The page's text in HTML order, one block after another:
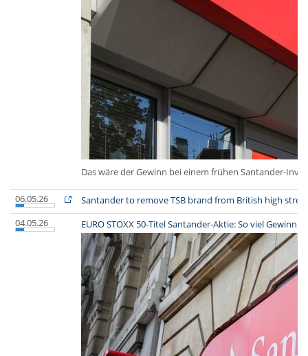
Das wäre der Gewinn bei einem frühen Santander-
06.05.26
Santander to remove TSB brand from British high
04.05.26
EURO STOXX 50-Titel Santander-Aktie: So viel